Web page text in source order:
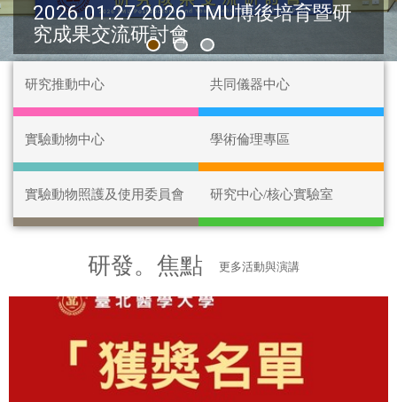
2026.01.27 2026 TMU博後培育暨研
究成果交流研討會
研究推動中心 共同儀器中心
實驗動物中心 學術倫理專區
實驗動物照護及使用委員會 研究中心/核心實驗室
研發。焦點 更多活動與演講